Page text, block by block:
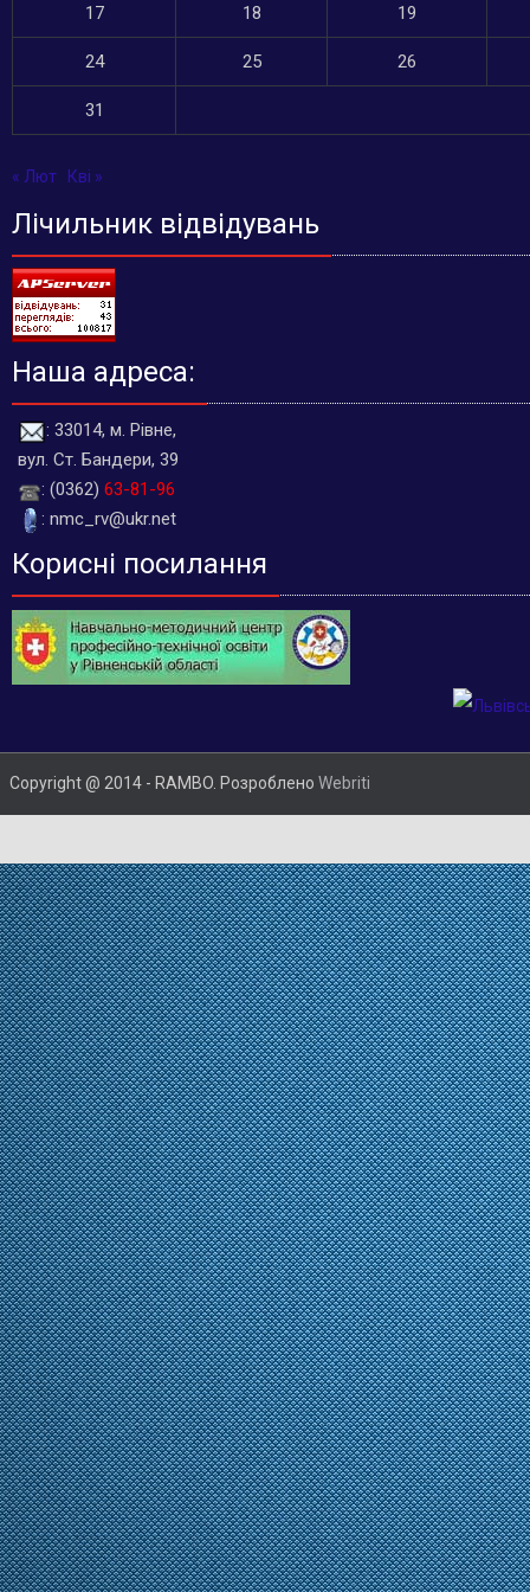
17 18 19
24 25 26
31
« Лют Кві »
Лічильник відвідувань
Наша адреса:
: 33014, м. Рівне,
вул. Ст. Бандери, 39
: (0362) 63-81-96
: nmc_rv@ukr.net
Корисні посилання
Copyright @ 2014 - RAMBO. Розроблено Webriti